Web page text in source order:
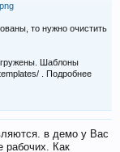
то нужно очистить
Шаблоны
. Подробнее
в демо у Вас
рабочих. Как